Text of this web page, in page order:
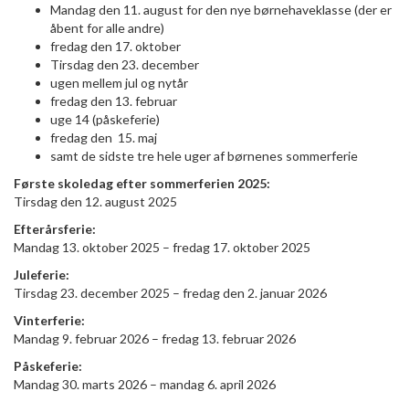
Mandag den 11. august for den nye børnehaveklasse (der er
åbent for alle andre)
fredag den 17. oktober
Tirsdag den 23. december
ugen mellem jul og nytår
fredag den 13. februar
uge 14 (påskeferie)
fredag den 15. maj
samt de sidste tre hele uger af børnenes sommerferie
Første skoledag efter sommerferien 2025:
Tirsdag den 12. august 2025
Efterårsferie:
Mandag 13. oktober 2025 – fredag 17. oktober 2025
Juleferie:
Tirsdag 23. december 2025 – fredag den 2. januar 2026
Vinterferie:
Mandag 9. februar 2026 – fredag 13. februar 2026
Påskeferie:
Mandag 30. marts 2026 – mandag 6. april 2026